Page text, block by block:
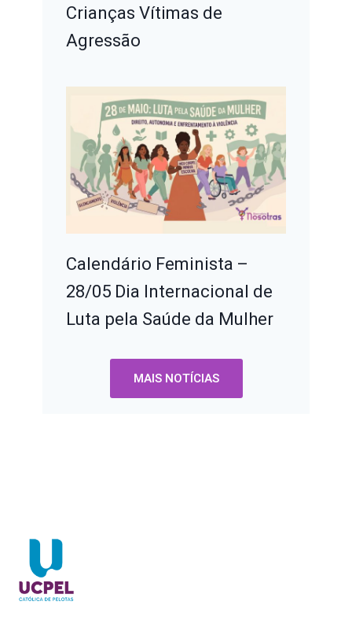
Crianças Vítimas de
Agressão
Calendário Feminista –
28/05 Dia Internacional de
Luta pela Saúde da Mulher
MAIS NOTÍCIAS